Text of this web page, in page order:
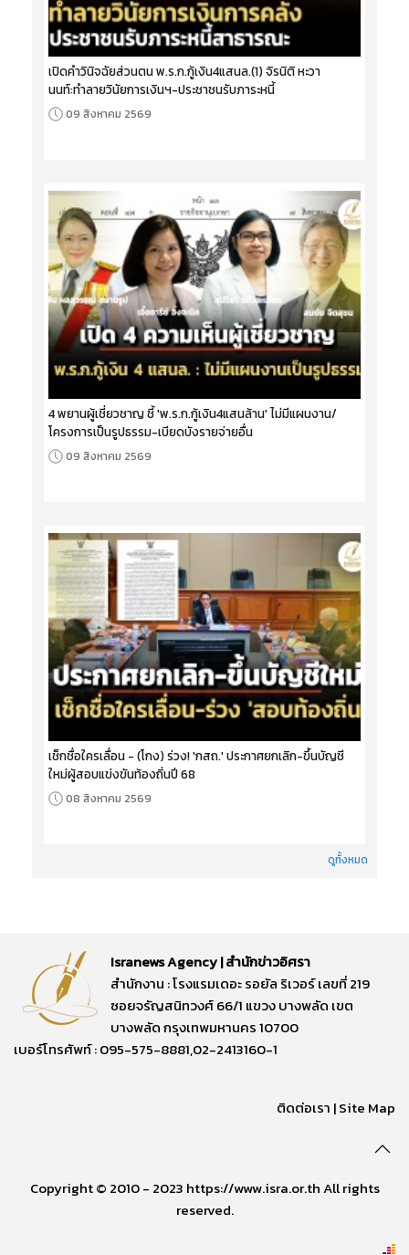
เปิดคำวินิจฉัยส่วนตน พ.ร.ก.กู้เงิน4แสนล.(1) จิรนิติ หะวา
นนท์:ทำลายวินัยการเงินฯ-ประชาชนรับภาระหนี้
09 สิงหาคม 2569
4 พยานผู้เชี่ยวชาญ ชี้ 'พ.ร.ก.กู้เงิน4แสนล้าน' ไม่มีแผนงาน/
โครงการเป็นรูปธรรม-เบียดบังรายจ่ายอื่น
09 สิงหาคม 2569
เช็กชื่อใครเลื่อน - (โกง) ร่วง! 'กสถ.' ประกาศยกเลิก-ขึ้นบัญชี
ใหม่ผู้สอบแข่งขันท้องถิ่นปี 68
08 สิงหาคม 2569
ดูทั้งหมด
Isranews Agency | สำนักข่าวอิศรา
สำนักงาน : โรงแรมเดอะ รอยัล ริเวอร์ เลขที่ 219
ซอยจรัญสนิทวงศ์ 66/1 แขวง บางพลัด เขต
บางพลัด กรุงเทพมหานคร 10700
เบอร์โทรศัพท์ : 095-575-8881,02-2413160-1
ติดต่อเรา |Site Map
Copyright © 2010 - 2023 https://www.isra.or.th All rights
reserved.